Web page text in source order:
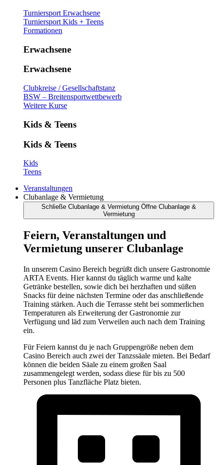
Turniersport Erwachsene
Turniersport Kids + Teens
Formationen
Erwachsene
Erwachsene
Clubkreise / Gesellschaftstanz
BSW – Breitensportwettbewerb
Weitere Kurse
Kids & Teens
Kids & Teens
Kids
Teens
Veranstaltungen
Clubanlage & Vermietung
Schließe Clubanlage & Vermietung Öffne Clubanlage &
Vermietung
Feiern, Veranstaltungen und
Vermietung unserer Clubanlage
In unserem Casino Bereich begrüßt dich unsere Gastronomie
ARTA Events. Hier kannst du täglich warme und kalte
Getränke bestellen, sowie dich bei herzhaften und süßen
Snacks für deine nächsten Termine oder das anschließende
Training stärken. Auch die Terrasse steht bei sommerlichen
Temperaturen als Erweiterung der Gastronomie zur
Verfügung und läd zum Verweilen auch nach dem Training
ein.
Für Feiern kannst du je nach Gruppengröße neben dem
Casino Bereich auch zwei der Tanzssäale mieten. Bei Bedarf
können die beiden Säale zu einem großen Saal
zusammengelegt werden, sodass diese für bis zu 500
Personen plus Tanzfläche Platz bieten.